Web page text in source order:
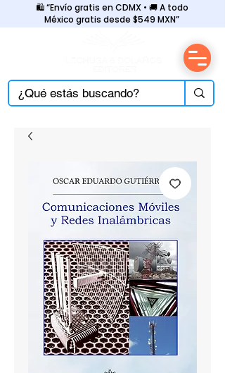
🛍️ “Envío gratis en CDMX • 🚚 A todo
México gratis desde $549 MXN”